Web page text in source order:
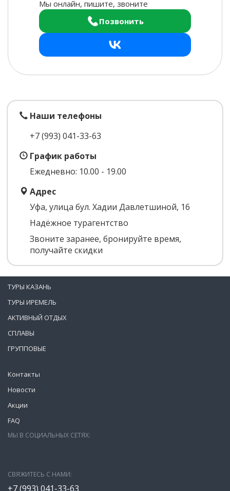
Мы онлайн, пишите, звоните
Позвонить
Наши телефоны
+7 (993) 041-33-63
График работы
Ежедневно: 10.00 - 19.00
Адрес
Уфа, улица бул. Хадии Давлетшиной, 16
Надёжное турагентство
Звоните заранее, бронируйте время,
получайте скидки
Контакты
Новости
Акции
FAQ
ТУРЫ КАЗАНЬ
ТУРЫ ИРЕМЕЛЬ
АКТИВНЫЙ ОТДЫХ
СПЛАВЫ
ГРУППОВЫЕ
МЫ В СОЦИАЛЬНЫХ СЕТЯХ:
СВЯЖИТЕСЬ С НАМИ:
+7 (993) 041-33-63